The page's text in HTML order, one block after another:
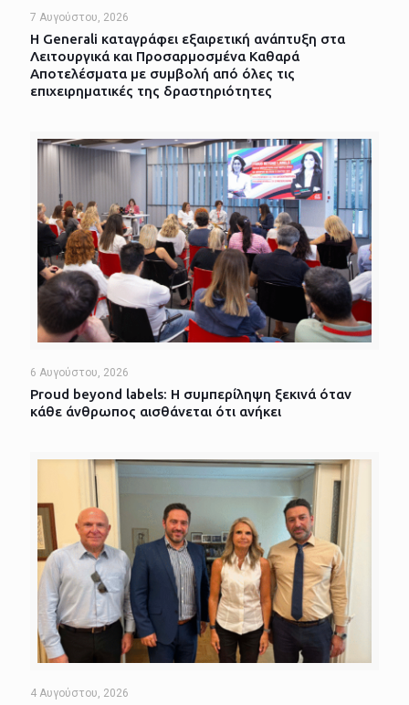
7 Αυγούστου, 2026
Η Generali καταγράφει εξαιρετική ανάπτυξη στα
Λειτουργικά και Προσαρμοσμένα Καθαρά
Αποτελέσματα με συμβολή από όλες τις
επιχειρηματικές της δραστηριότητες
6 Αυγούστου, 2026
Proud beyond labels: Η συμπερίληψη ξεκινά όταν
κάθε άνθρωπος αισθάνεται ότι ανήκει
4 Αυγούστου, 2026